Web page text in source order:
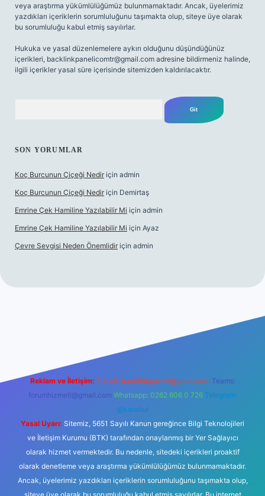
veya araştırma yükümlülüğümüz bulunmamaktadır. Ancak, üyelerimiz
yazdıkları içeriklerin sorumluluğunu taşımakta olup, siteye üye olarak
bu sorumluluğu kabul etmiş sayılırlar.
Hukuka ve yasal düzenlemelere aykırı olduğunu düşündüğünüz
içerikleri, backlinkpanelicomtr@gmail.com adresine bildirmeniz halinde,
ilgili içerikler yasal süre içerisinde sitemizden kaldırılacaktır.
SON YORUMLAR
Koç Burcunun Çiçeği Nedir için admin
Koç Burcunun Çiçeği Nedir için Demirtaş
Emrine Çek Hamiline Yazılabilir Mi için admin
Emrine Çek Hamiline Yazılabilir Mi için Ayaz
Çevre Sevgisi Neden Önemlidir için admin
Reklam ve İletişim: E-mail: backlinkpaneli@gmail.com Teams:
forumhizmeti@gmail.com Whatsapp: 0262 606 0 726 Telegram:
@karabul
Yasal Uyarı: Sitemiz, 5651 Sayılı Kanun gereğince Bilgi Teknolojileri
ve İletişim Kurumu (BTK) tarafından onaylanmış bir Yer Sağlayıcı
olarak hizmet vermektedir. Bu nedenle, sitedeki içerikleri proaktif
olarak denetleme veya araştırma yükümlülüğümüz bulunmamaktadır.
Ancak, üyelerimiz yazdıkları içeriklerin sorumluluğunu taşımakta olup,